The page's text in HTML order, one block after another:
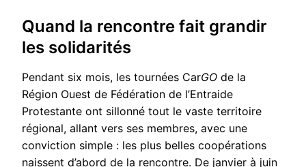
Quand la rencontre fait grandir
les solidarités
Pendant six mois, les tournées CarGO de la
Région Ouest de Fédération de l’Entraide
Protestante ont sillonné tout le vaste territoire
régional, allant vers ses membres, avec une
conviction simple : les plus belles coopérations
naissent d’abord de la rencontre. De janvier à juin